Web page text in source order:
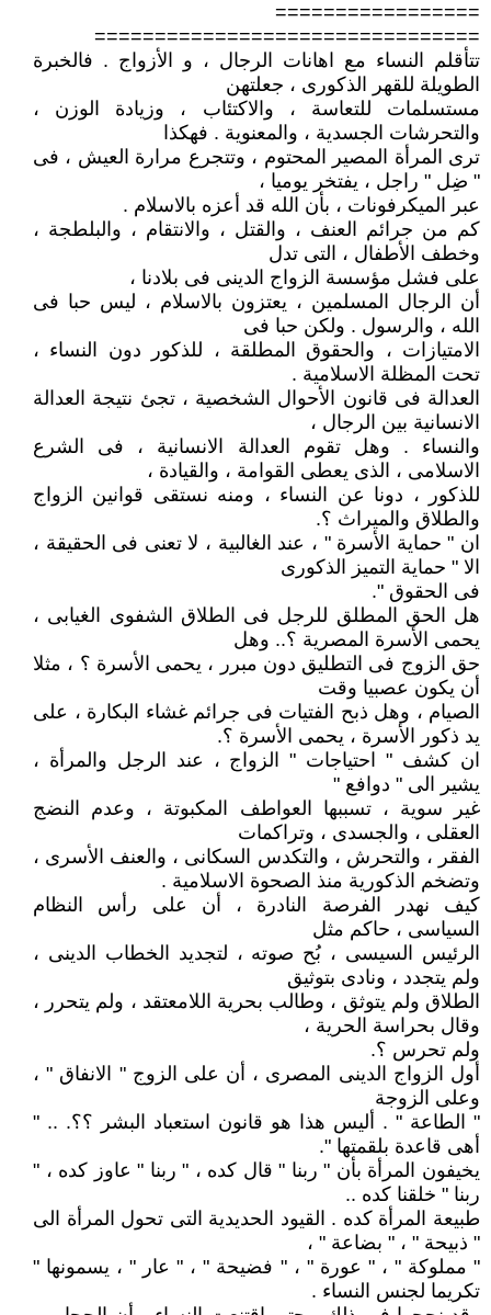
=================
================================
تتأقلم النساء مع اهانات الرجال ، و الأزواج . فالخبرة
الطويلة للقهر الذكورى ، جعلتهن
مستسلمات للتعاسة ، والاكتئاب ، وزيادة الوزن ،
والتحرشات الجسدية ، والمعنوية . فهكذا
ترى المرأة المصير المحتوم ، وتتجرع مرارة العيش ، فى
" ضِل " راجل ، يفتخر يوميا ،
عبر الميكرفونات ، بأن الله قد أعزه بالاسلام .
كم من جرائم العنف ، والقتل ، والانتقام ، والبلطجة ،
وخطف الأطفال ، التى تدل
على فشل مؤسسة الزواج الدينى فى بلادنا ،
أن الرجال المسلمين ، يعتزون بالاسلام ، ليس حبا فى
الله ، والرسول . ولكن حبا فى
الامتيازات ، والحقوق المطلقة ، للذكور دون النساء ،
تحت المظلة الاسلامية .
العدالة فى قانون الأحوال الشخصية ، تجئ نتيجة العدالة
الانسانية بين الرجال ،
والنساء . وهل تقوم العدالة الانسانية ، فى الشرع
الاسلامى ، الذى يعطى القوامة ، والقيادة ،
للذكور ، دونا عن النساء ، ومنه نستقى قوانين الزواج
والطلاق والميراث ؟.
ان " حماية الأسرة " ، عند الغالبية ، لا تعنى فى الحقيقة ،
الا " حماية التميز الذكورى
فى الحقوق ".
هل الحق المطلق للرجل فى الطلاق الشفوى الغيابى ،
يحمى الأسرة المصرية ؟.. وهل
حق الزوج فى التطليق دون مبرر ، يحمى الأسرة ؟ ، مثلا
أن يكون عصبيا وقت
الصيام ، وهل ذبح الفتيات فى جرائم غشاء البكارة ، على
يد ذكور الأسرة ، يحمى الأسرة ؟.
ان كشف " احتياجات " الزواج ، عند الرجل والمرأة ،
يشير الى " دوافع "
غير سوية ، تسببها العواطف المكبوتة ، وعدم النضج
العقلى ، والجسدى ، وتراكمات
الفقر ، والتحرش ، والتكدس السكانى ، والعنف الأسرى ،
وتضخم الذكورية منذ الصحوة الاسلامية .
كيف نهدر الفرصة النادرة ، أن على رأس النظام
السياسى ، حاكم مثل
الرئيس السيسى ، بُح صوته ، لتجديد الخطاب الدينى ،
ولم يتجدد ، ونادى بتوثيق
الطلاق ولم يتوثق ، وطالب بحرية اللامعتقد ، ولم يتحرر ،
وقال بحراسة الحرية ،
ولم تحرس ؟.
أول الزواج الدينى المصرى ، أن على الزوج " الانفاق " ،
وعلى الزوجة
" الطاعة " . أليس هذا هو قانون استعباد البشر ؟؟. .. "
أهى قاعدة بلقمتها ".
يخيفون المرأة بأن " ربنا " قال كده ، " ربنا " عاوز كده ، "
ربنا " خلقنا كده ..
طبيعة المرأة كده . القيود الحديدية التى تحول المرأة الى
" ذبيحة " ، " بضاعة " ،
" مملوكة " ، " عورة " ، " فضيحة " ، " عار " ، يسمونها "
تكريما لجنس النساء .